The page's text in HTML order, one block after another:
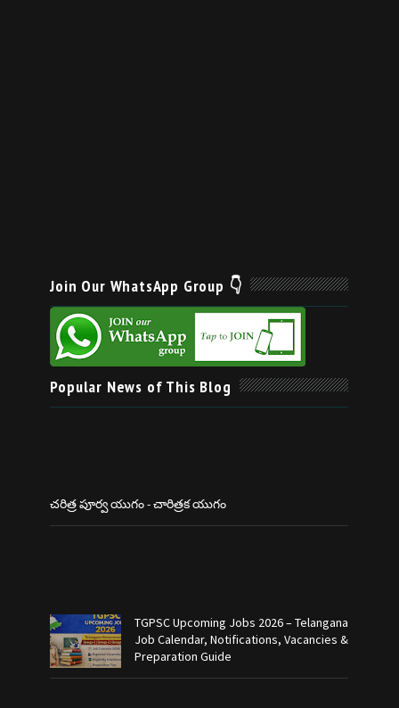
Join Our WhatsApp Group 👇
Popular News of This Blog
చరిత్ర పూర్వ యుగం - చారిత్రక యుగం
TGPSC Upcoming Jobs 2026 – Telangana
Job Calendar, Notifications, Vacancies &
Preparation Guide